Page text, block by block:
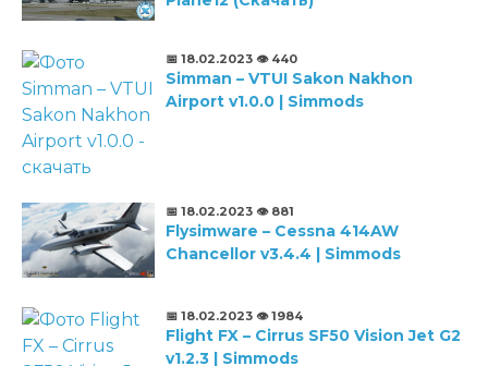
📅 18.02.2023 👁️ 440
Simman – VTUI Sakon Nakhon
Airport v1.0.0 | Simmods
📅 18.02.2023 👁️ 881
Flysimware – Cessna 414AW
Chancellor v3.4.4 | Simmods
📅 18.02.2023 👁️ 1984
Flight FX – Cirrus SF50 Vision Jet G2
v1.2.3 | Simmods